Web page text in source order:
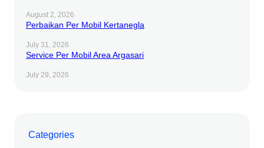
August 2, 2026
Perbaikan Per Mobil Kertanegla
July 31, 2026
Service Per Mobil Area Argasari
July 29, 2026
Categories